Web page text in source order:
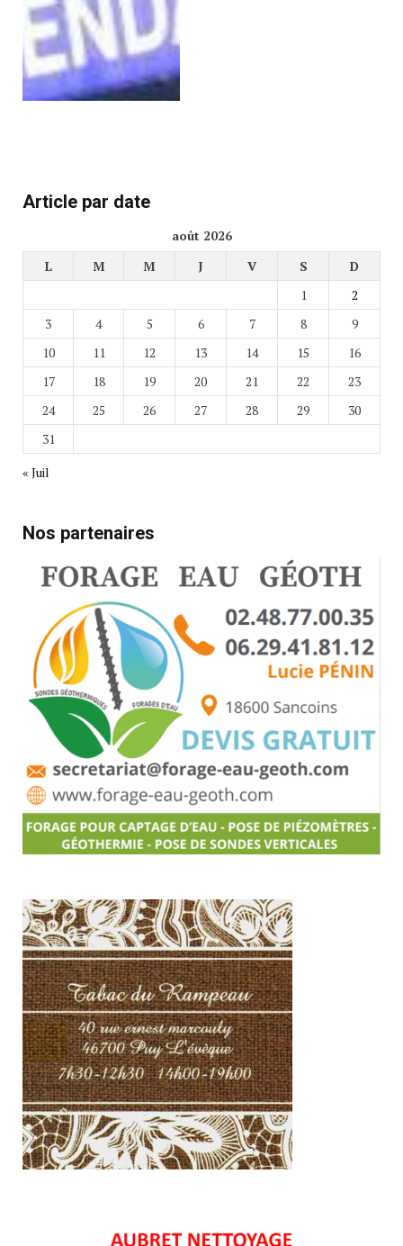
Article par date
août 2026
L
M M J V S
D
1
2
3
4 5 6 7 8
9
10
11 12 13 14 15
16
17
18 19 20 21 22
23
24
25 26 27 28 29
30
31
« Juil
Nos partenaires